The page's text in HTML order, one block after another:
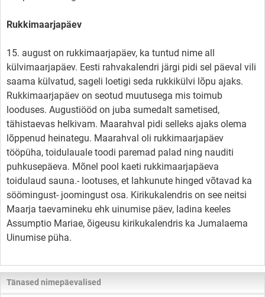
Rukkimaarjapäev
15. august on rukkimaarjapäev, ka tuntud nime all
külvimaarjapäev. Eesti rahvakalendri järgi pidi sel päeval vili
saama külvatud, sageli loetigi seda rukkikülvi lõpu ajaks.
Rukkimaarjapäev on seotud muutusega mis toimub
looduses. Augustiööd on juba sumedalt sametised,
tähistaevas helkivam. Maarahval pidi selleks ajaks olema
lõppenud heinategu. Maarahval oli rukkimaarjapäev
tööpüha, toidulauale toodi paremad palad ning nauditi
puhkusepäeva. Mõnel pool kaeti rukkimaarjapäeva
toidulaud sauna.- lootuses, et lahkunute hinged võtavad ka
söömingust- joomingust osa. Kirikukalendris on see neitsi
Maarja taevamineku ehk uinumise päev, ladina keeles
Assumptio Mariae, õigeusu kirikukalendris ka Jumalaema
Uinumise püha.
Tänased nimepäevalised